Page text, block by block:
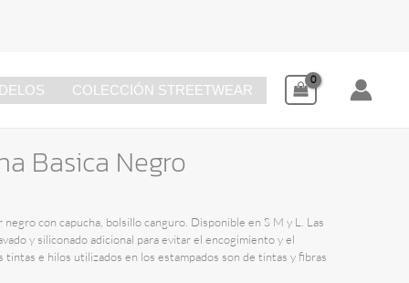
COLECCIÓN STREETWEAR
Basica Negro
con capucha, bolsillo canguro. Disponible en S M y L. Las
y siliconado adicional para evitar el encogimiento y el
e hilos utilizados en los estampados son de tintas y fibras